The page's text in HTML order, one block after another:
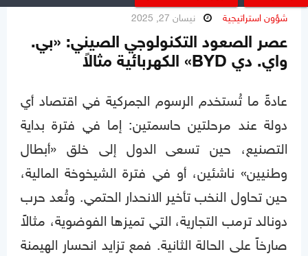
شؤون استراتيجية نيسان 27, 2025
عصر الصعود التكنولوجي الصيني: «بي.
واي. دي BYD» الكهربائية مثالاً
عادةً ما تُستخدم الرسوم الجمركية في اقتصاد أي
دولة عند مرحلتين حاسمتين: إما في فترة بداية
التصنيع، حين تسعى الدول إلى خلق «أبطال
وطنيين» ناشئين، أو في فترة الشيخوخة المالية،
حين تحاول النخب تأخير الانحدار الحتمي. وتُعد حرب
دونالد ترمب التجارية، التي تميزها الفوضوية، مثالاً
صارخاً على الحالة الثانية. فمع تزايد انحسار الهيمنة